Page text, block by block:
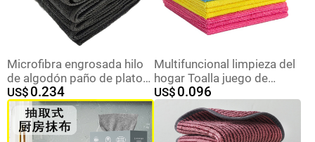
Microfibra engrosada hilo
de algodón paño de plato
Toalla de malla de doble
cara trapo perezoso cocina
plato toalla estropajo
US$ 0.234
Multifuncional limpieza del
hogar Toalla juego de
limpieza de microfibra
gruesa Trapos de limpieza
especial para limpiar la
mesa de cocina Toallas
US$ 0.096